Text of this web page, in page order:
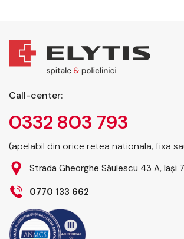
Call-center:
0332 803 793
(apelabil din orice retea nationala, fixa
Strada Gheorghe Săulescu 43 A, Iași
0770 133 662